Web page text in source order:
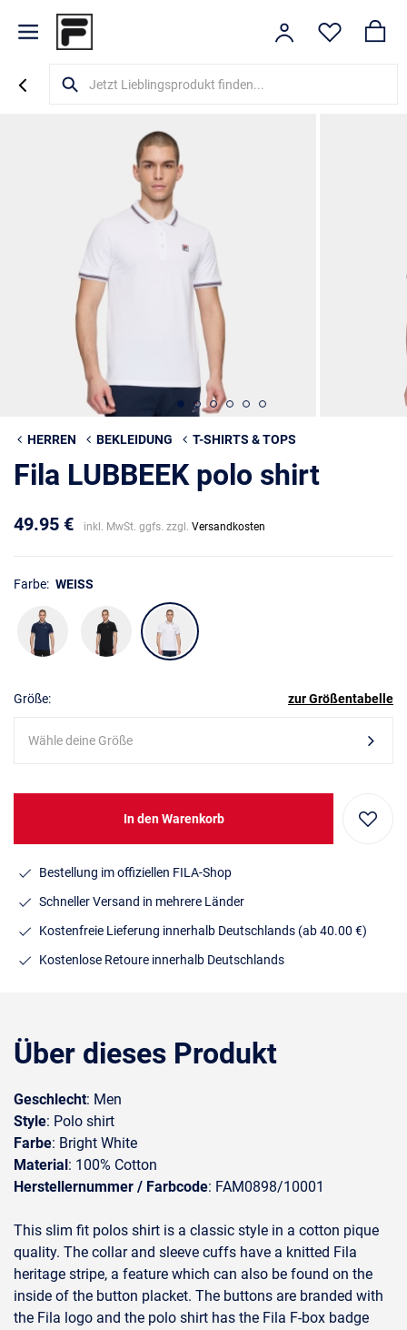
HERREN BEKLEIDUNG T-SHIRTS & TOPS
Fila LUBBEEK polo shirt
49.95 € inkl. MwSt. ggfs. zzgl. Versandkosten
Farbe: WEISS
Größe: zur Größentabelle
Wähle deine Größe
In den Warenkorb
Bestellung im offiziellen FILA-Shop
Schneller Versand in mehrere Länder
Kostenfreie Lieferung innerhalb Deutschlands (ab 40.00 €)
Kostenlose Retoure innerhalb Deutschlands
Über dieses Produkt
Geschlecht: Men
Style: Polo shirt
Farbe: Bright White
Material: 100% Cotton
Herstellernummer / Farbcode: FAM0898/10001
This slim fit polos shirt is a classic style in a cotton pique
quality. The collar and sleeve cuffs have a knitted Fila
heritage stripe, a feature which can also be found on the
inside of the button placket. The buttons are branded with
the Fila logo and the polo shirt has the Fila F-box badge